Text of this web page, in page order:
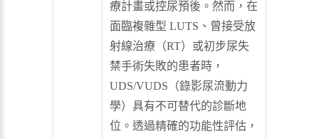
療計畫或控尿預後。然而，在
面臨複雜型 LUTS、曾接受放
射線治療（RT）或初步尿失
禁手術失敗的患者時，
UDS/VUDS（錄影尿流動力
學）具有不可替代的診斷地
位。透過精確的功能性評估，